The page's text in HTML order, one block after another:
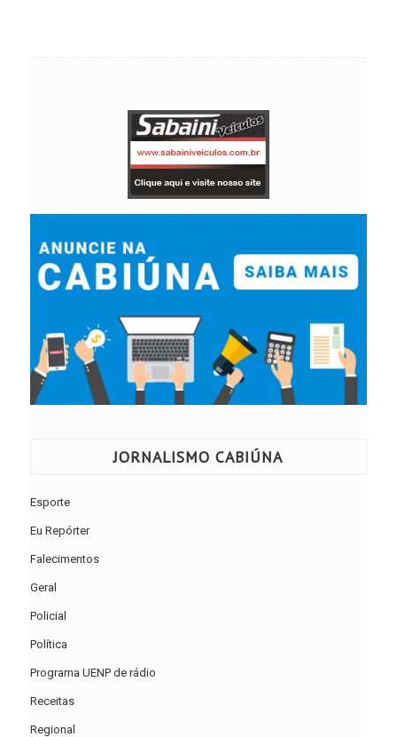
JORNALISMO CABIÚNA
Esporte
Eu Repórter
Falecimentos
Geral
Policial
Política
Programa UENP de rádio
Receitas
Regional